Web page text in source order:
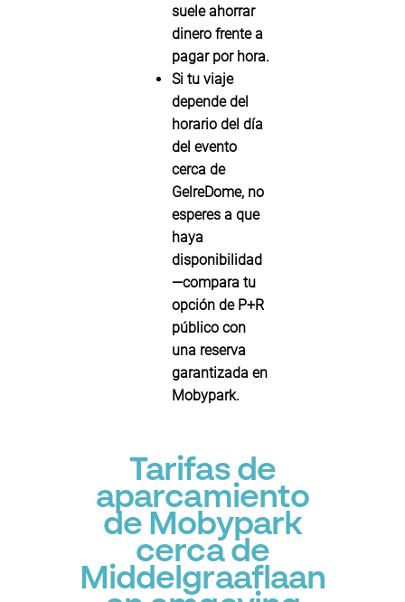
suele ahorrar
dinero frente a
pagar por hora.
Si tu viaje
depende del
horario del día
del evento
cerca de
GelreDome, no
esperes a que
haya
disponibilidad
—compara tu
opción de P+R
público con
una reserva
garantizada en
Mobypark.
Tarifas de
aparcamiento
de Mobypark
cerca de
Middelgraaflaan